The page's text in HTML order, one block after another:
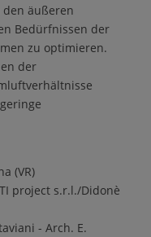
äußeren
Bedürfnissen der
zu optimieren.
der
(VR)
project s.r.l./Didonè
- Arch. E.